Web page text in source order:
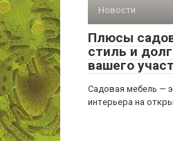
Новости
Плюсы
стиль и
вашего
Садовая мебель —
интерьера на